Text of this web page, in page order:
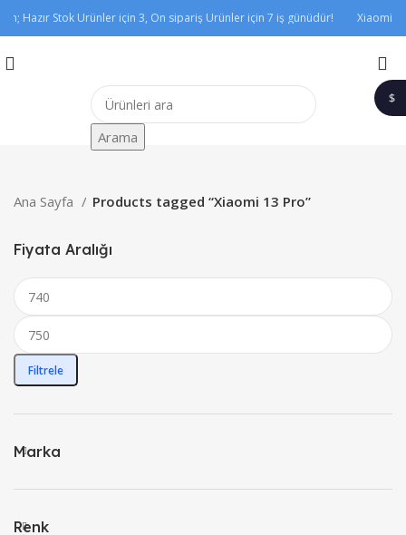
Hazır Stok Ürünler için 3, Ön sipariş Ürünler için 7 iş günüdür! Xiaomi
Arama
Ana Sayfa Products tagged “Xiaomi 13 Pro”
Fiyata Aralığı
Filtrele
Marka
Renk
$